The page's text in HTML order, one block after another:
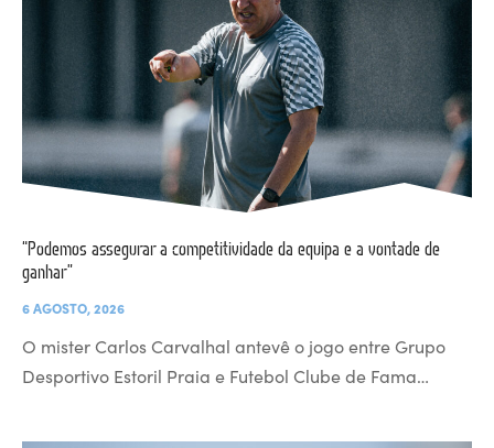
“Podemos assegurar a competitividade da equipa e a vontade de
ganhar”
6 AGOSTO, 2026
O mister Carlos Carvalhal antevê o jogo entre Grupo
Desportivo Estoril Praia e Futebol Clube de Fama…